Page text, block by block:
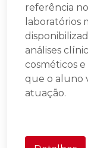
referência
laboratórios
análises
cosméticos
que o aluno
atuação.